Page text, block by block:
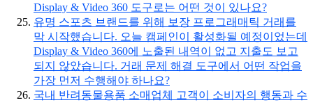
Display & Video 360 도구로는 어떤 것이 있나요?
유명 스포츠 브랜드를 위해 보장 프로그래매틱 거래를
막 시작했습니다. 오늘 캠페인이 활성화될 예정이었는데
Display & Video 360에 노출된 내역이 없고 지출도 보고
되지 않았습니다. 거래 문제 해결 도구에서 어떤 작업을
가장 먼저 수행해야 하나요?
국내 반려동물용품 소매업체 고객이 소비자의 행동과 수